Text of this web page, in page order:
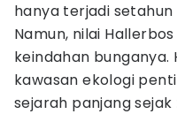
hanya terjadi
Namun, nilai
keindahan bunganya.
kawasan ekologi
sejarah panjang sejak